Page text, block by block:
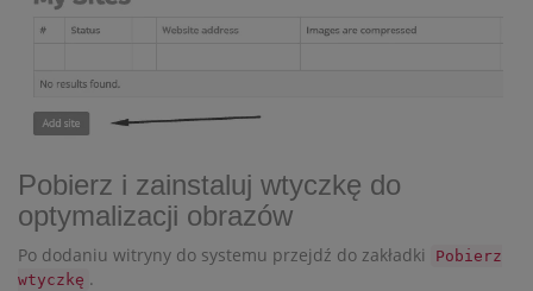
Pobierz i zainstaluj wtyczkę do
optymalizacji obrazów
Po dodaniu witryny do systemu przejdź do zakładki
Pobierz
wtyczkę .